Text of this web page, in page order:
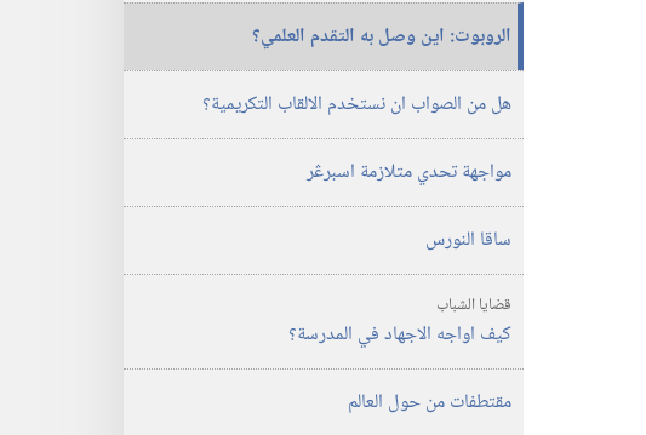
الروبوت:‏ اين وصل به التقدم العلمي؟‏
هل من الصواب ان نستخدم الالقاب التكريمية؟‏
مواجهة تحدي متلازمة اسبرڠر
ساقا النورس
قضايا الشباب
كيف اواجه الاجهاد في المدرسة؟‏
مقتطفات من حول العالم